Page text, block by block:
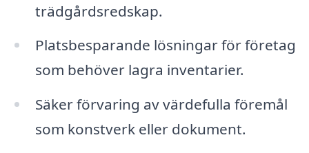
trädgårdsredskap.
Platsbesparande lösningar för företag
som behöver lagra inventarier.
Säker förvaring av värdefulla föremål
som konstverk eller dokument.